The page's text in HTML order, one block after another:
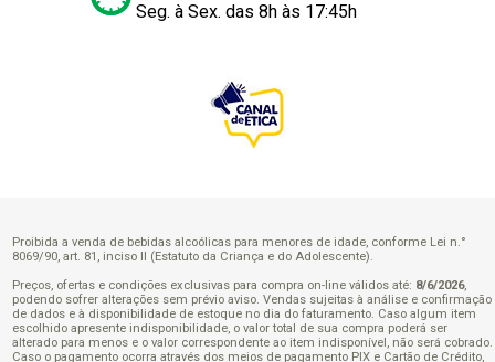
Seg. à Sex. das 8h às 17:45h
Proibida a venda de bebidas alcoólicas para menores de idade, conforme Lei n.°
8069/90, art. 81, inciso II (Estatuto da Criança e do Adolescente).
Preços, ofertas e condições exclusivas para compra on-line válidos até: 8/6/2026,
podendo sofrer alterações sem prévio aviso. Vendas sujeitas à análise e confirmação
de dados e à disponibilidade de estoque no dia do faturamento. Caso algum item
escolhido apresente indisponibilidade, o valor total de sua compra poderá ser
alterado para menos e o valor correspondente ao item indisponível, não será cobrado.
Caso o pagamento ocorra através dos meios de pagamento PIX e Cartão de Crédito,